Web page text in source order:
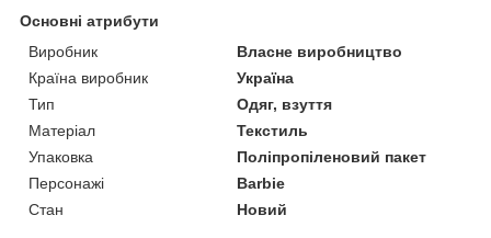
Основні атрибути
Виробник
Власне виробництво
Країна виробник
Україна
Тип
Одяг, взуття
Матеріал
Текстиль
Упаковка
Поліпропіленовий пакет
Персонажі
Barbie
Стан
Новий